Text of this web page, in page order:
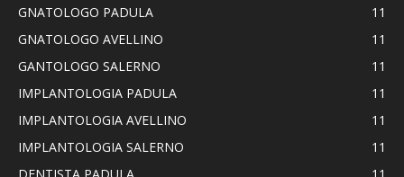
GNATOLOGO PADULA
11
GNATOLOGO AVELLINO
11
GANTOLOGO SALERNO
11
IMPLANTOLOGIA PADULA
11
IMPLANTOLOGIA AVELLINO
11
IMPLANTOLOGIA SALERNO
11
DENTISTA PADULA
11